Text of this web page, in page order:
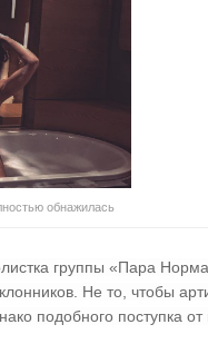
обнажилась
группы «Пара
Не то, чтобы
подобного поступка